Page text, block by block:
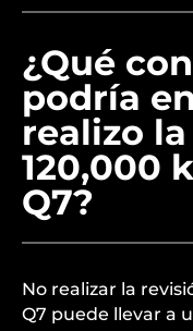
¿Qué
podría
realizo
120,000
Q7?
No realizar la
Q7 puede llevar a